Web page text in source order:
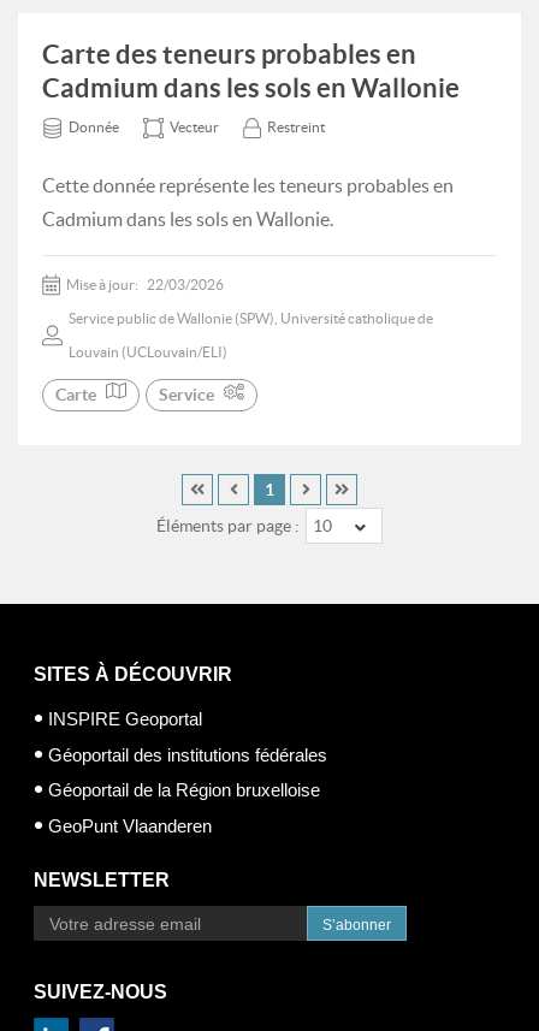
Carte des teneurs probables en
Cadmium dans les sols en Wallonie
Donnée Vecteur Restreint
Cette donnée représente les teneurs probables en
Cadmium dans les sols en Wallonie.
Mise à jour: 22/03/2026
Service public de Wallonie (SPW), Université catholique de
Louvain (UCLouvain/ELI)
Carte Service
Éléments par page : 10
1
SITES À DÉCOUVRIR
INSPIRE Geoportal
Géoportail des institutions fédérales
Géoportail de la Région bruxelloise
GeoPunt Vlaanderen
NEWSLETTER
S’abonner
SUIVEZ-NOUS